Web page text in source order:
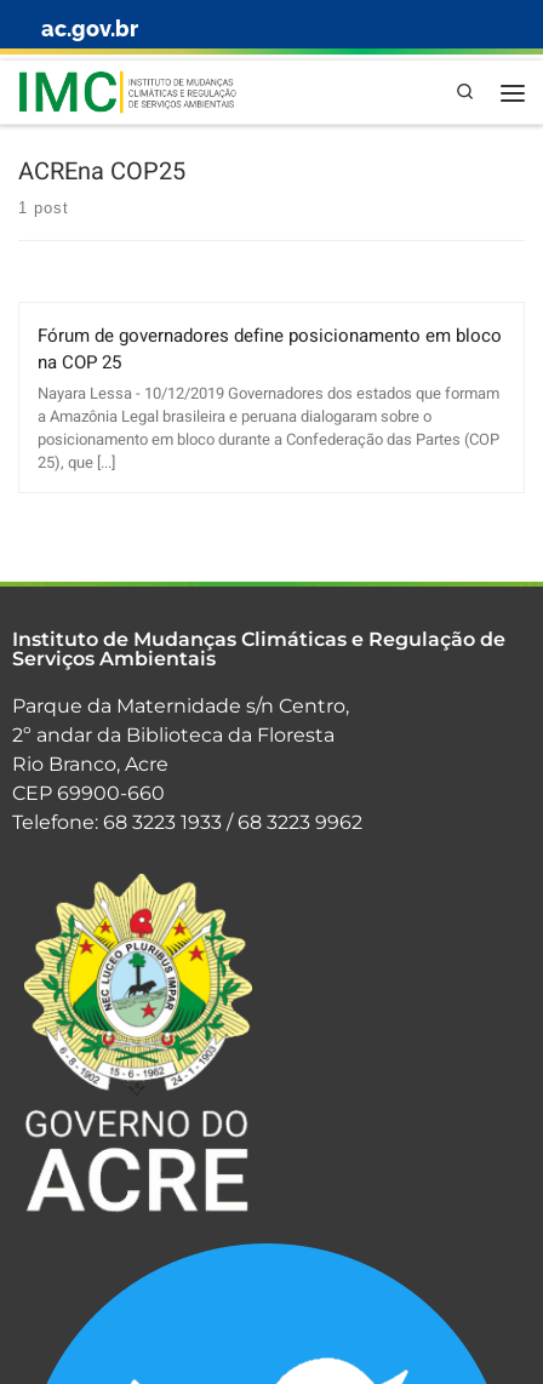
Skip to content
ac.gov.br
Pesquisa
ACREna COP25
1 post
Fórum de governadores define posicionamento em bloco
na COP 25
Nayara Lessa - 10/12/2019 Governadores dos estados que formam
a Amazônia Legal brasileira e peruana dialogaram sobre o
posicionamento em bloco durante a Confederação das Partes (COP
25), que [...]
Instituto de Mudanças Climáticas e Regulação de
Serviços Ambientais
Parque da Maternidade s/n Centro,
2º andar da Biblioteca da Floresta
Rio Branco, Acre
CEP 69900-660
Telefone: 68 3223 1933 / 68 3223 9962